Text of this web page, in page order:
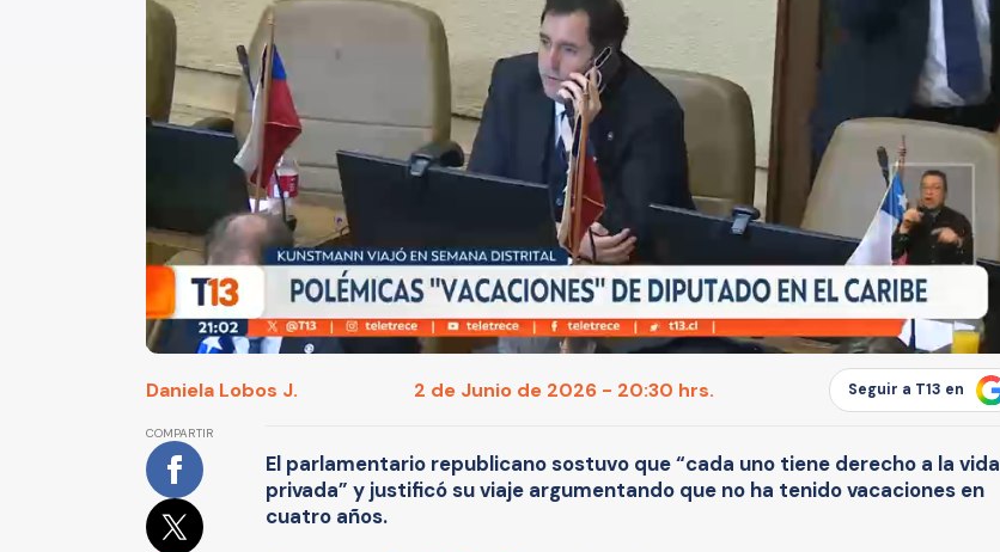
Daniela Lobos J. 2 de Junio de 2026 - 20:30 hrs. Seguir a T13 en
COMPARTIR
El parlamentario republicano sostuvo que “cada uno tiene derecho a la vida
privada” y justificó su viaje argumentando que no ha tenido vacaciones en
cuatro años.